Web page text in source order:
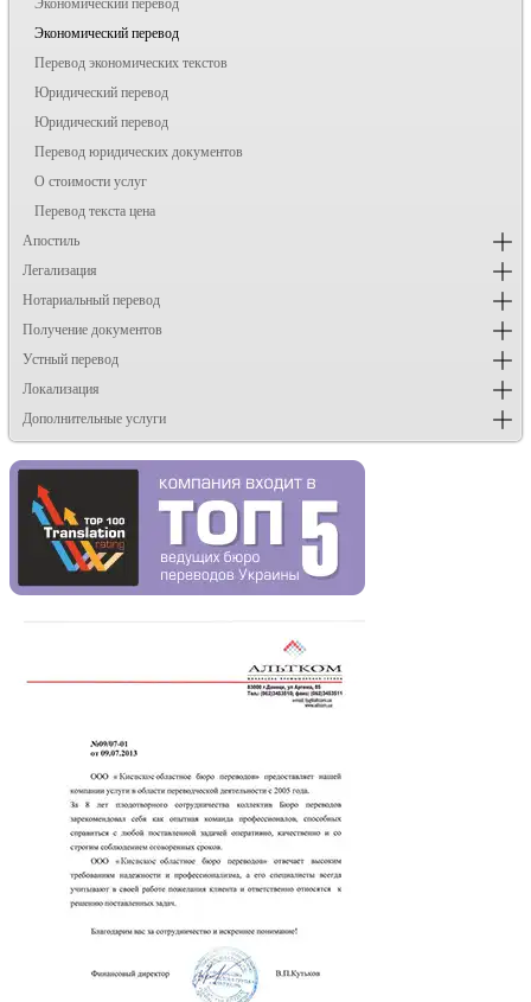
Экономический перевод
Перевод экономических текстов
Юридический перевод
Юридический перевод
Перевод юридических документов
О стоимости услуг
Перевод текста цена
Апостиль
Легализация
Нотариальный перевод
Получение документов
Устный перевод
Локализация
Дополнительные услуги